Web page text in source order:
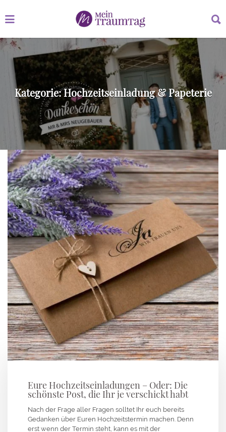
nach:
nach:
Kategorie:Hochzeitseinladung & Papeterie
Eure Hochzeitseinladungen – Oder: Die
schönste Post, die Ihr je verschickt habt
Nach der Frage aller Fragen solltet Ihr euch bereits
Gedanken über Euren Hochzeitstermin machen. Denn
erst wenn der Termin steht, kann es mit der